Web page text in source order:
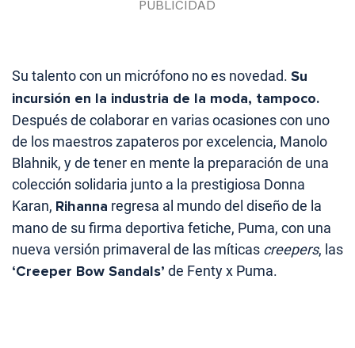
Su talento con un micrófono no es novedad. Su
incursión en la industria de la moda, tampoco.
Después de colaborar en varias ocasiones con uno
de los maestros zapateros por excelencia, Manolo
Blahnik, y de tener en mente la preparación de una
colección solidaria junto a la prestigiosa Donna
Karan, Rihanna regresa al mundo del diseño de la
mano de su firma deportiva fetiche, Puma, con una
nueva versión primaveral de las míticas creepers, las
‘Creeper Bow Sandals’ de Fenty x Puma.